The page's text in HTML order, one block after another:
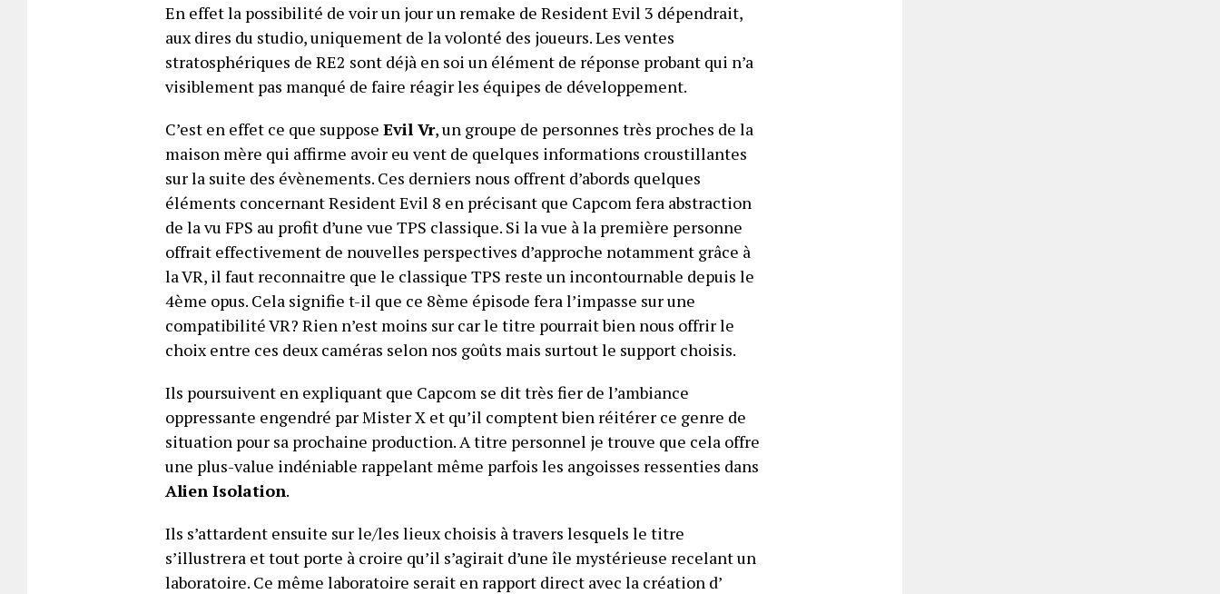
En effet la possibilité de voir un jour un remake de Resident Evil 3 dépendrait,
aux dires du studio, uniquement de la volonté des joueurs. Les ventes
stratosphériques de RE2 sont déjà en soi un élément de réponse probant qui n’a
visiblement pas manqué de faire réagir les équipes de développement.
C’est en effet ce que suppose Evil Vr, un groupe de personnes très proches de la
maison mère qui affirme avoir eu vent de quelques informations croustillantes
sur la suite des évènements. Ces derniers nous offrent d’abords quelques
éléments concernant Resident Evil 8 en précisant que Capcom fera abstraction
de la vu FPS au profit d’une vue TPS classique. Si la vue à la première personne
offrait effectivement de nouvelles perspectives d’approche notamment grâce à
la VR, il faut reconnaitre que le classique TPS reste un incontournable depuis le
4ème opus. Cela signifie t-il que ce 8ème épisode fera l’impasse sur une
compatibilité VR? Rien n’est moins sur car le titre pourrait bien nous offrir le
choix entre ces deux caméras selon nos goûts mais surtout le support choisis.
Ils poursuivent en expliquant que Capcom se dit très fier de l’ambiance
oppressante engendré par Mister X et qu’il comptent bien réitérer ce genre de
situation pour sa prochaine production. A titre personnel je trouve que cela offre
une plus-value indéniable rappelant même parfois les angoisses ressenties dans
Alien Isolation.
Ils s’attardent ensuite sur le/les lieux choisis à travers lesquels le titre
s’illustrera et tout porte à croire qu’il s’agirait d’une île mystérieuse recelant un
laboratoire. Ce même laboratoire serait en rapport direct avec la création d’